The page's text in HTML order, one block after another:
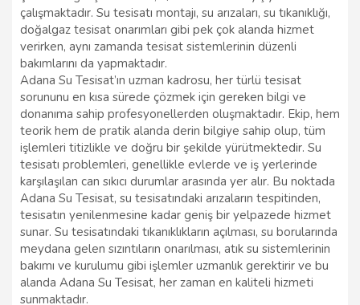
çalışmaktadır. Su tesisatı montajı, su arızaları, su tıkanıklığı,
doğalgaz tesisat onarımları gibi pek çok alanda hizmet
verirken, aynı zamanda tesisat sistemlerinin düzenli
bakımlarını da yapmaktadır.
Adana Su Tesisat’ın uzman kadrosu, her türlü tesisat
sorununu en kısa sürede çözmek için gereken bilgi ve
donanıma sahip profesyonellerden oluşmaktadır. Ekip, hem
teorik hem de pratik alanda derin bilgiye sahip olup, tüm
işlemleri titizlikle ve doğru bir şekilde yürütmektedir. Su
tesisatı problemleri, genellikle evlerde ve iş yerlerinde
karşılaşılan can sıkıcı durumlar arasında yer alır. Bu noktada
Adana Su Tesisat, su tesisatındaki arızaların tespitinden,
tesisatın yenilenmesine kadar geniş bir yelpazede hizmet
sunar. Su tesisatındaki tıkanıklıkların açılması, su borularında
meydana gelen sızıntıların onarılması, atık su sistemlerinin
bakımı ve kurulumu gibi işlemler uzmanlık gerektirir ve bu
alanda Adana Su Tesisat, her zaman en kaliteli hizmeti
sunmaktadır.